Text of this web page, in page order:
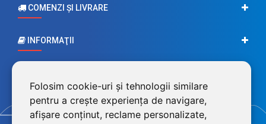
Folosim cookie-uri și tehnologii similare
pentru a crește experiența de navigare,
afișare conținut, reclame personalizate,
COMENZI ŞI LIVRARE
INFORMAŢII